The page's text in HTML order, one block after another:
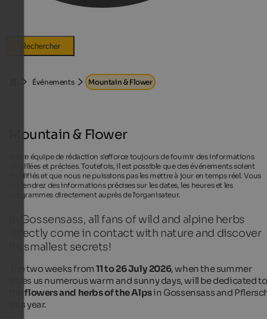
Rechercher
Événements Mountain & Flower
Mountain & Flower
Notre équipe de rédaction s'efforce toujours de fournir des informations
détaillées et précises. Toutefois, il est possible que des événements soient
modifiés et que nous ne puissions pas les mettre à jour en temps réel. Vous
obtiendrez des informations précises sur les dates, les heures et les
programmes directement auprès de l'organisateur.
In Gossensass, all fans of wild and alpine herbs
directly come in contact with nature and discover
its smallest secrets!
The two weeks from11 to 26 July 2026, when the summer
gives us numerous warm and sunny days, will be dedicated to
theflowers and herbs of the Alpsin Gossensass and
this year.